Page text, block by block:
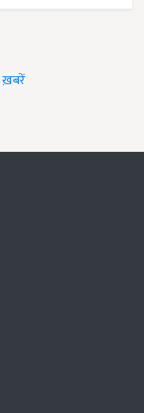
ख़बरें